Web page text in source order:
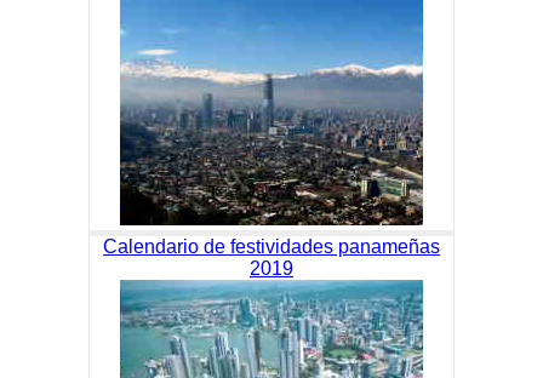
Calendario de festividades panameñas
2019